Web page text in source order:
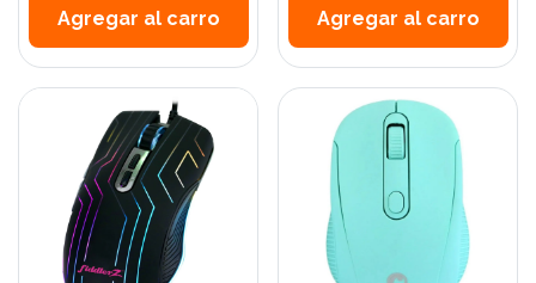
Agregar al carro Agregar al carro